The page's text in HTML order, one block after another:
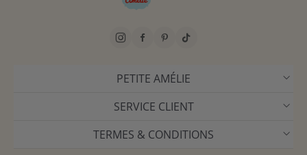
PETITE AMÉLIE
SERVICE CLIENT
TERMES & CONDITIONS